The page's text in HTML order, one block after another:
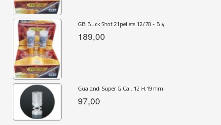
GB Buck Shot 21pellets 12/70 - Bly
189,00
Gualandi Super G Cal. 12 H.19mm
97,00